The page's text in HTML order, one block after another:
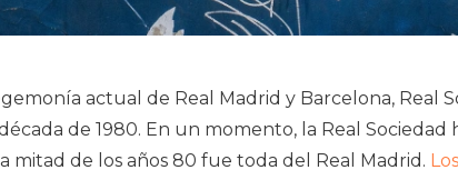
actual de Real Madrid y Barcelona, Real
de 1980. En un momento, la Real
mitad de los años 80 fue toda del Real Madrid.